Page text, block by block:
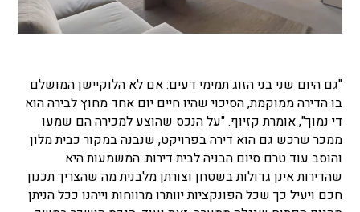
"גם היום שני בני הזוג תמימי דעים: אם לא הלוקיישן המושלם
בו הדירה ממוקמת, הסיכוי שהיו חיים יום אחד מחוץ לבירה הוא
די נמוך", אומרת קזיוף. "על הנכס שהוצע למכירה הם שמעו
ממכר שרכש גם הוא דירה בפרויקט, שנבנה במקור כבית מלון
והוסב עוד טרם סיום הבניה לבית דירות. המשמעות היא
שהדירות אינן גדולות בשטחן וצורתן מלבנית מה שהצריך תכנון
חכם ויעיל כך שכל הפונקציות יוותרו מרווחות וייהנו ככל הניתן